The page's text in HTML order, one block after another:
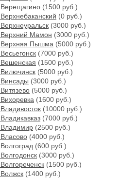
Верещагино (1500 руб.)
(0 руб.)
(3000 руб.)
Верхний Мамон (3000 руб.)
Верхняя Пышма (5000 руб.)
(7000 руб.)
Вешенская (1500 руб.)
Вилючинск (5000 руб.)
Винсады (3000 руб.)
(5000 руб.)
(1600 руб.)
(10000 руб.)
(7000 руб.)
Владимир (2500 руб.)
Власово (4000 руб.)
(600 руб.)
(3000 руб.)
(1500 руб.)
(1400 руб.)